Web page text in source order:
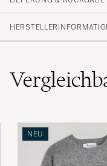
(34)
(0)
Flot bluse
JEANNETTE R
GEKAUFT AM
NEU